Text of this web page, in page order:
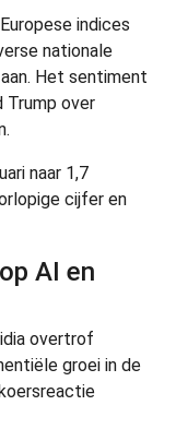
indices
nationale
Het sentiment
Trump over
naar 1,7
cijfer en
AI en
overtrof
groei in de